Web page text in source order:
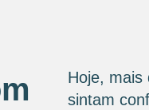
Hoje, mais
sintam